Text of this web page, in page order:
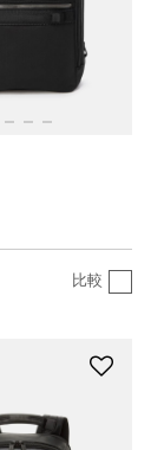
比較